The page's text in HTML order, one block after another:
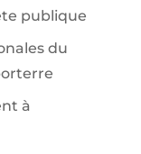
publique
du
à